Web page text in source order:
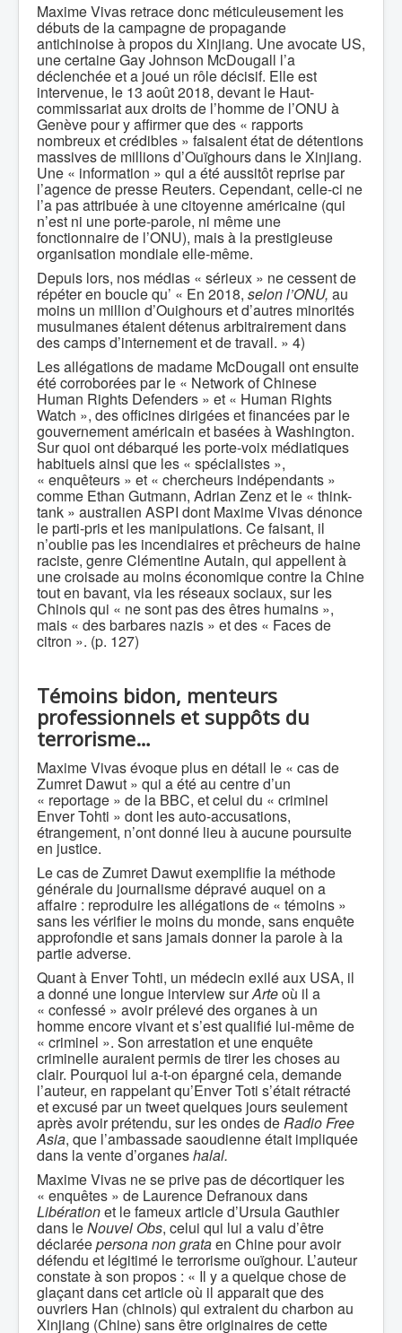
Maxime Vivas retrace donc méticuleusement les
débuts de la campagne de propagande
antichinoise à propos du Xinjiang. Une avocate US,
une certaine Gay Johnson McDougall l’a
déclenchée et a joué un rôle décisif. Elle est
intervenue, le 13 août 2018, devant le Haut-
commissariat aux droits de l’homme de l’ONU à
Genève pour y affirmer que des « rapports
nombreux et crédibles » faisaient état de détentions
massives de millions d’Ouïghours dans le Xinjiang.
Une « information » qui a été aussitôt reprise par
l’agence de presse Reuters. Cependant, celle-ci ne
l’a pas attribuée à une citoyenne américaine (qui
n’est ni une porte-parole, ni même une
fonctionnaire de l’ONU), mais à la prestigieuse
organisation mondiale elle-même.
Depuis lors, nos médias « sérieux » ne cessent de
répéter en boucle qu’ « En 2018, selon l’ONU, au
moins un million d’Ouighours et d’autres minorités
musulmanes étaient détenus arbitrairement dans
des camps d’internement et de travail. » 4)
Les allégations de madame McDougall ont ensuite
été corroborées par le « Network of Chinese
Human Rights Defenders » et « Human Rights
Watch », des officines dirigées et financées par le
gouvernement américain et basées à Washington.
Sur quoi ont débarqué les porte-voix médiatiques
habituels ainsi que les « spécialistes »,
« enquêteurs » et « chercheurs indépendants »
comme Ethan Gutmann, Adrian Zenz et le « think-
tank » australien ASPI dont Maxime Vivas dénonce
le parti-pris et les manipulations. Ce faisant, il
n’oublie pas les incendiaires et prêcheurs de haine
raciste, genre Clémentine Autain, qui appellent à
une croisade au moins économique contre la Chine
tout en bavant, via les réseaux sociaux, sur les
Chinois qui « ne sont pas des êtres humains »,
mais « des barbares nazis » et des « Faces de
citron ». (p. 127)
Témoins bidon, menteurs
professionnels et suppôts du
terrorisme…
Maxime Vivas évoque plus en détail le « cas de
Zumret Dawut » qui a été au centre d’un
« reportage » de la BBC, et celui du « criminel
Enver Tohti » dont les auto-accusations,
étrangement, n’ont donné lieu à aucune poursuite
en justice.
Le cas de Zumret Dawut exemplifie la méthode
générale du journalisme dépravé auquel on a
affaire : reproduire les allégations de « témoins »
sans les vérifier le moins du monde, sans enquête
approfondie et sans jamais donner la parole à la
partie adverse.
Quant à Enver Tohti, un médecin exilé aux USA, il
a donné une longue interview surArteoù il a
« confessé » avoir prélevé des organes à un
homme encore vivant et s’est qualifié lui-même de
« criminel ». Son arrestation et une enquête
criminelle auraient permis de tirer les choses au
clair. Pourquoi lui a-t-on épargné cela, demande
l’auteur, en rappelant qu’Enver Toti s’était rétracté
et excusé par un tweet quelques jours seulement
après avoir prétendu, sur les ondes deRadio Free
Asia, que l’ambassade saoudienne était impliquée
dans la vente d’organeshalal.
Maxime Vivas ne se prive pas de décortiquer les
« enquêtes » de Laurence Defranoux dans
Libérationet le fameux article d’Ursula Gauthier
dans leNouvel Obs, celui qui lui a valu d’être
déclaréepersona non grataen Chine pour avoir
défendu et légitimé le terrorisme ouïghour. L’auteur
constate à son propos : « Il y a quelque chose de
glaçant dans cet article où il apparait que des
ouvriers Han (chinois) qui extraient du charbon au
Xinjiang (Chine) sans être originaires de cette